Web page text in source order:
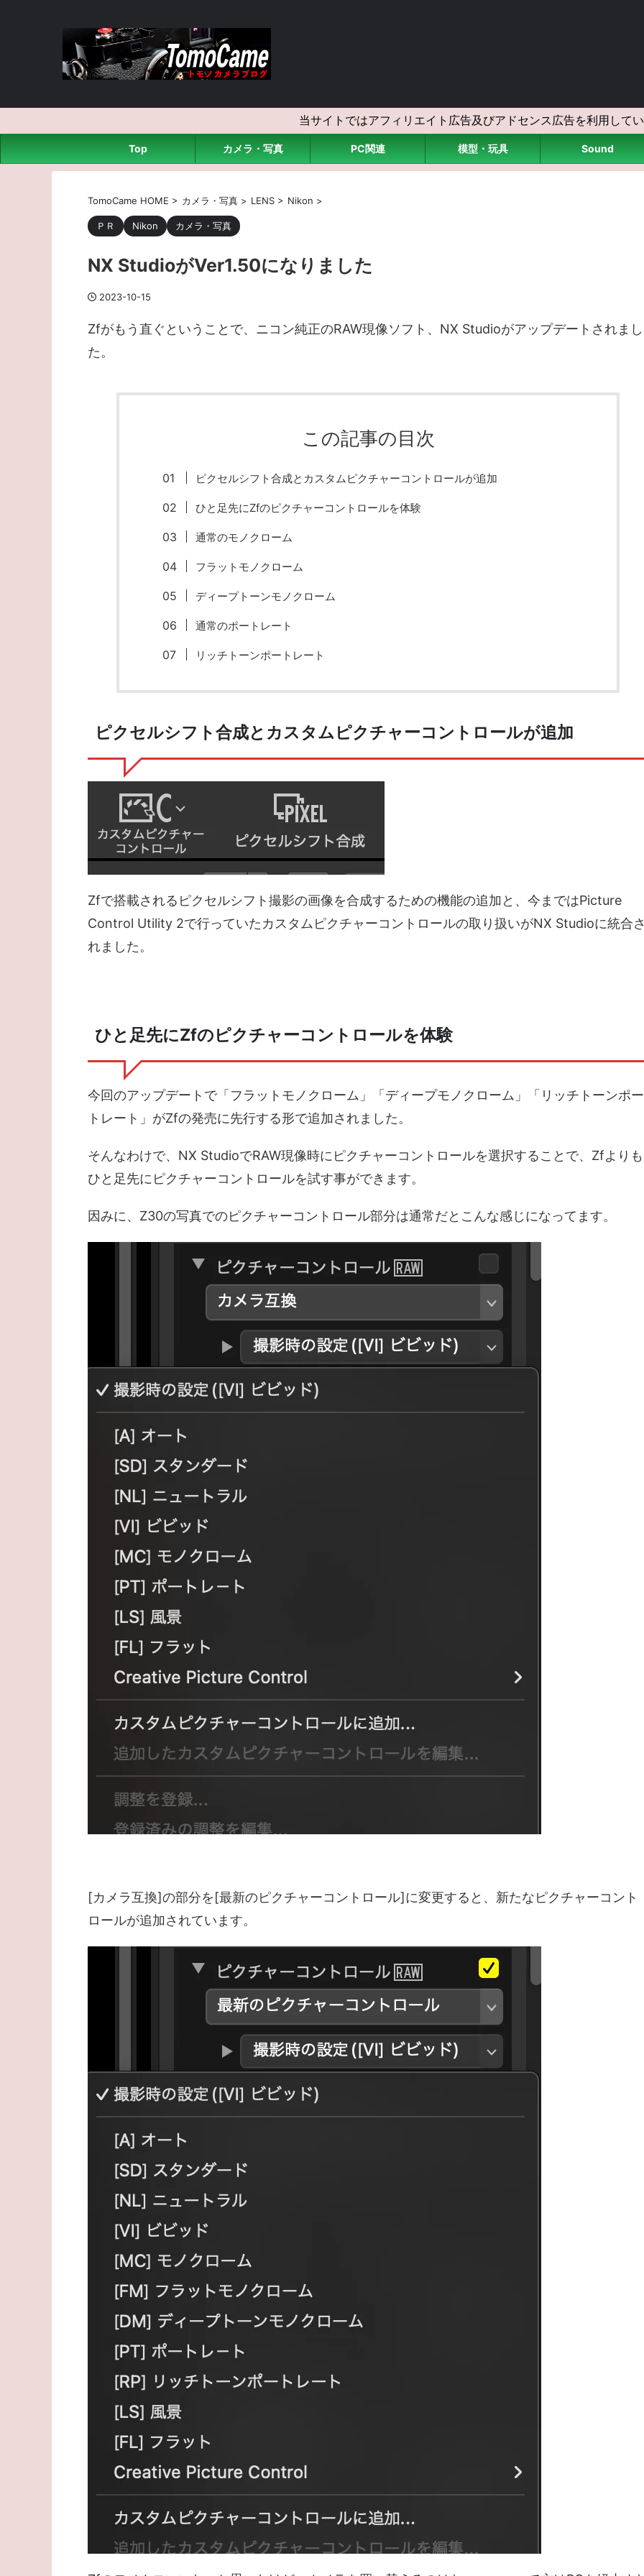
当サイトではアフィリエイト広告及びアドセンス広告を利用して
Top カメラ・写真 PC関連 模型・玩具 Sound
TomoCame HOME > カメラ・写真 > LENS > Nikon >
ＰＲ Nikon カメラ・写真
NX StudioがVer1.50になりました
2023-10-15
Zfがもう直ぐということで、ニコン純正のRAW現像ソフト、NX Studioがアップデートされまし
た。
この記事の目次
ピクセルシフト合成とカスタムピクチャーコントロールが追加
ひと足先にZfのピクチャーコントロールを体験
通常のモノクローム
フラットモノクローム
ディープトーンモノクローム
通常のポートレート
リッチトーンポートレート
ピクセルシフト合成とカスタムピクチャーコントロールが追加
Zfで搭載されるピクセルシフト撮影の画像を合成するための機能の追加と、今まではPicture
Control Utility 2で行っていたカスタムピクチャーコントロールの取り扱いがNX Studioに統合
れました。
ひと足先にZfのピクチャーコントロールを体験
今回のアップデートで「フラットモノクローム」「ディープモノクローム」「リッチトーンポー
トレート」がZfの発売に先行する形で追加されました。
そんなわけで、NX StudioでRAW現像時にピクチャーコントロールを選択することで、Zfよりも
ひと足先にピクチャーコントロールを試す事ができます。
因みに、Z30の写真でのピクチャーコントロール部分は通常だとこんな感じになってます。
[カメラ互換]の部分を[最新のピクチャーコントロール]に変更すると、新たなピクチャーコント
ロールが追加されています。